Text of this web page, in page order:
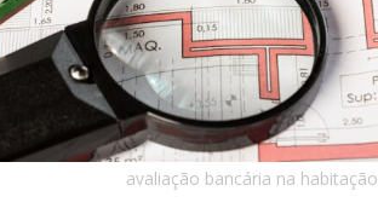
avaliação bancária na habitação